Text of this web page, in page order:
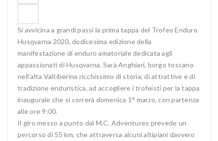
Si avvicina a grandi passi la prima tappa del Trofeo Enduro
Husqvarna 2020, dodicesima edizione della
manifestazione di enduro amatoriale dedicata agli
appassionati di Husqvarna. Sarà Anghiari, borgo toscano
nell’alta Valtiberina ricchissimo di storia, di attrattive e di
tradizione enduristica, ad accogliere i trofeisti per la tappa
inaugurale che si correrà domenica 1° marzo, con partenza
alle ore 9:00.
Il giro messo a punto dal M.C. Adventures prevede un
percorso di 55 km, che attraversa alcuni altipiani davvero